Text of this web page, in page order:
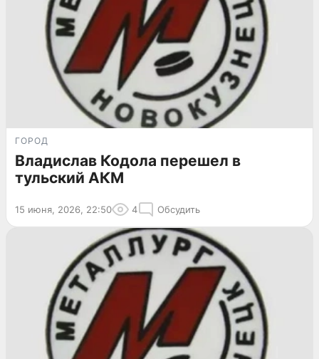
ГОРОД
Владислав Кодола перешел в
тульский АКМ
15 июня, 2026, 22:50 4 Обсудить